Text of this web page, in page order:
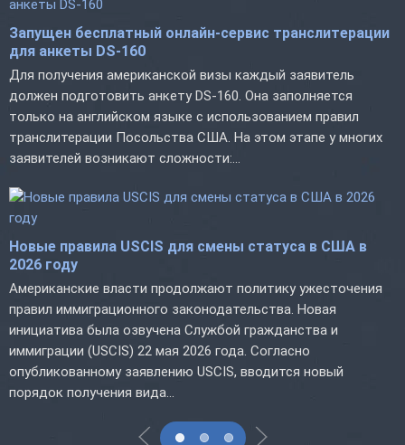
Запущен бесплатный онлайн-сервис транслитерации
для анкеты DS-160
Для получения американской визы каждый заявитель
должен подготовить анкету DS-160. Она заполняется
только на английском языке с использованием правил
транслитерации Посольства США. На этом этапе у многих
заявителей возникают сложности:...
Новые правила USCIS для смены статуса в США в
2026 году
Американские власти продолжают политику ужесточения
правил иммиграционного законодательства. Новая
инициатива была озвучена Службой гражданства и
иммиграции (USCIS) 22 мая 2026 года. Согласно
опубликованному заявлению USCIS, вводится новый
порядок получения вида...